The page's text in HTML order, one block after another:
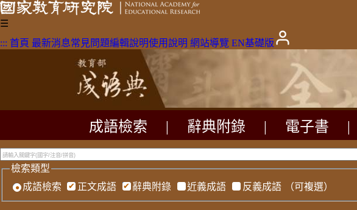
☰
::: 首頁 最新消息常見問題編輯說明使用說明 網站導覽 EN基礎版
成語檢索 辭典附錄 電子書
檢索類型
成語檢索
正文成語 辭典附錄 近義成語 反義成語 （可複選）